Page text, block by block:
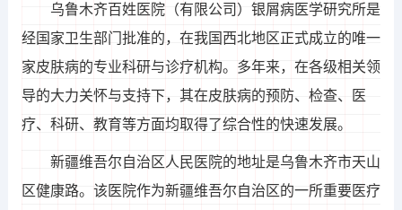
乌鲁木齐百姓医院（有限公司）银屑病医学研究所是
经国家卫生部门批准的，在我国西北地区正式成立的唯一
家皮肤病的专业科研与诊疗机构。多年来，在各级相关领
导的大力关怀与支持下，其在皮肤病的预防、检查、医
疗、科研、教育等方面均取得了综合性的快速发展。
新疆维吾尔自治区人民医院的地址是乌鲁木齐市天山
区健康路。该医院作为新疆维吾尔自治区的一所重要医疗